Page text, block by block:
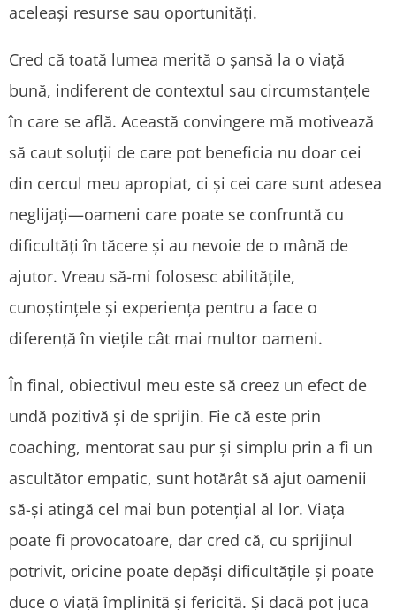
aceleași resurse sau oportunități.
Cred că toată lumea merită o șansă la o viață
bună, indiferent de contextul sau circumstanțele
în care se află. Această convingere mă motivează
să caut soluții de care pot beneficia nu doar cei
din cercul meu apropiat, ci și cei care sunt adesea
neglijați—oameni care poate se confruntă cu
dificultăți în tăcere și au nevoie de o mână de
ajutor. Vreau să-mi folosesc abilitățile,
cunoștințele și experiența pentru a face o
diferență în viețile cât mai multor oameni.
În final, obiectivul meu este să creez un efect de
undă pozitivă și de sprijin. Fie că este prin
coaching, mentorat sau pur și simplu prin a fi un
ascultător empatic, sunt hotărât să ajut oamenii
să-și atingă cel mai bun potențial al lor. Viața
poate fi provocatoare, dar cred că, cu sprijinul
potrivit, oricine poate depăși dificultățile și poate
duce o viață împlinită și fericită. Și dacă pot juca